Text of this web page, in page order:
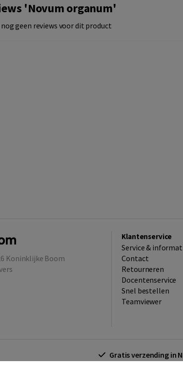
'Novum organum'
geen reviews voor dit product
Koninklijke Boom
Klantenservice
Service &
Contact
Retourneren
Docentenservice
Snel bestellen
Teamviewer
Gratis verzending in